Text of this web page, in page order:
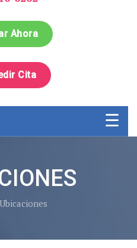
Ahora
Cita
Ubicaciones